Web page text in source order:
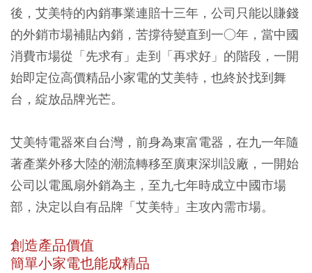
後，艾美特的內銷事業連賠十三年，公司只能以賺錢
的外銷市場補貼內銷，苦撐待變直到一○年，當中國
消費市場從「先求有」走到「再求好」的階段，一開
始即定位高價精品小家電的艾美特，也終於找到舞
台，綻放品牌光芒。
艾美特電器來自台灣，前身為東富電器，在九一年隨
著產業外移大陸的潮流轉移至廣東深圳設廠，一開始
公司以電風扇外銷為主，至九七年時成立中國市場
部，決定以自有品牌「艾美特」主攻內需市場。
創造產品價值
簡單小家電也能成精品